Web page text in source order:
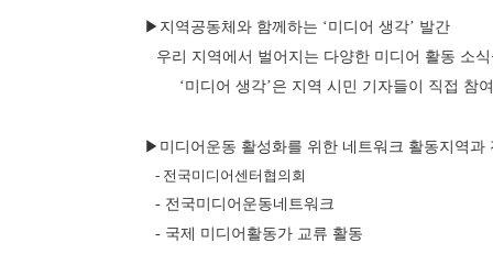
▶지역공동체와 함께하는 ‘미디어 생각’ 발간
우리 지역에서 벌어지는 다양한 미디어 활동 소
‘미디어 생각’은 지역 시민 기자들이 직접 참
▶미디어운동 활성화를 위한 네트워크 활동지역
- 전국미디어센터협의회
- 전국미디어운동네트워크
- 국제 미디어활동가 교류 활동